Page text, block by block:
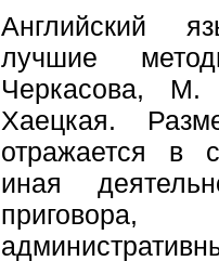
Английский
лучшие
Черкасова,
Хаецкая.
отражается в
иная